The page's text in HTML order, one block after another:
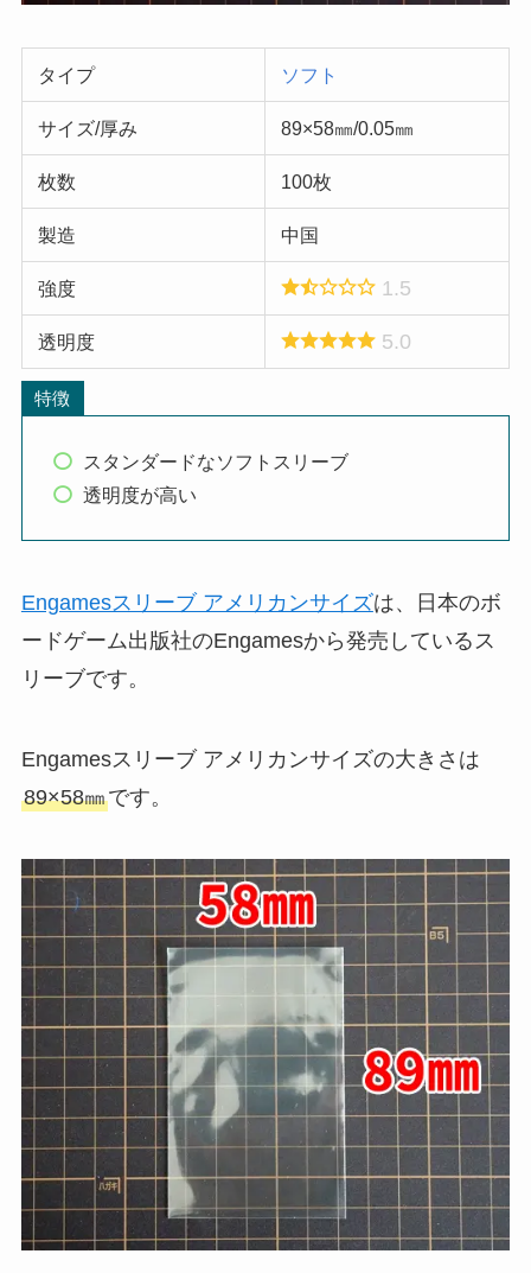
タイプ ソフト
サイズ/厚み 89×58㎜/0.05㎜
枚数 100枚
製造 中国
強度 1.5
透明度 5.0
特徴
スタンダードなソフトスリーブ
透明度が高い
Engamesスリーブ アメリカンサイズは、日本のボ
ードゲーム出版社のEngamesから発売しているス
リーブです。
Engamesスリーブ アメリカンサイズの大きさは
89×58㎜です。